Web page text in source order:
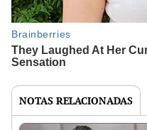
NOTAS RELACIONADAS